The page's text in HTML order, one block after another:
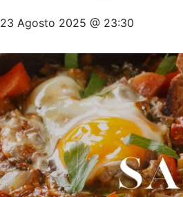
23 Agosto 2025 @ 23:30